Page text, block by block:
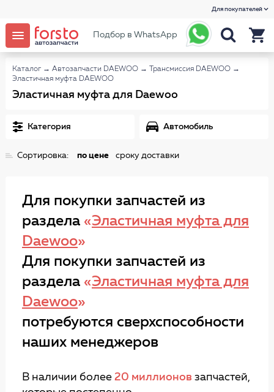
Для покупателей
Подбор в WhatsApp
Каталог → Автозапчасти DAEWOO → Трансмиссия DAEWOO →
Эластичная муфта DAEWOO
Эластичная муфта для Daewoo
Категория Автомобиль
Сортировка: по цене сроку доставки
Для покупки запчастей из
раздела «Эластичная муфта для
Daewoo»
Для покупки запчастей из
раздела «Эластичная муфта для
Daewoo»
потребуются сверхспособности
наших менеджеров
В наличии более 20 миллионов запчастей,